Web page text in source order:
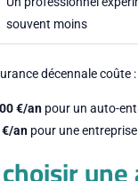
souvent moins
décennale coûte :
€/anpour un auto-
€/anpour une